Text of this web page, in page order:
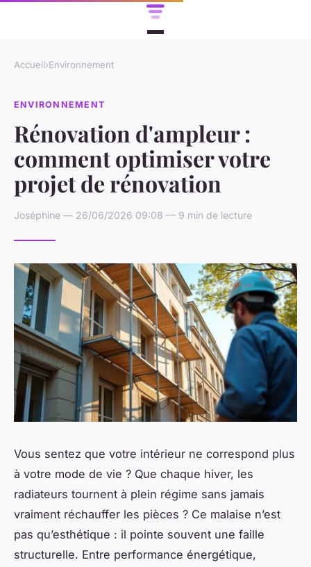
Accueil›Environnement
ENVIRONNEMENT
Rénovation d'ampleur :
comment optimiser votre
projet de rénovation
Joséphine — 26/06/2026 09:08 — 9 min de lecture
Vous sentez que votre intérieur ne correspond plus
à votre mode de vie ? Que chaque hiver, les
radiateurs tournent à plein régime sans jamais
vraiment réchauffer les pièces ? Ce malaise n’est
pas qu’esthétique : il pointe souvent une faille
structurelle. Entre performance énergétique,